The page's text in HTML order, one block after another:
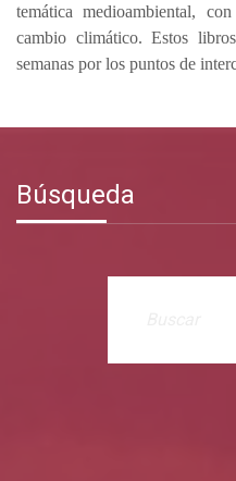
temática medioambiental,
cambio climático. Estos
semanas por los puntos de
Búsqueda